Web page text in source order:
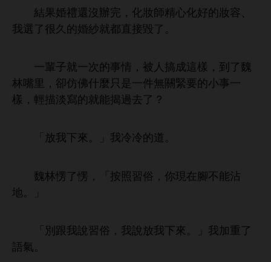
結果婚禮還沒辦完，化妝師精 化好
妝容、
選
很久 婚紗就都直接毀 。
輩子就 次 事 ，被 搞成 樣，到
魏
林嘴里，卻仿佛什麼只
件無 緊
事
樣，
描淡 就能揭過 ？
「放 。」 。
魏林愣 愣，「按照習俗， 現 腳
能沾
。」
「別跟 習俗， 放 。」
加
語
。